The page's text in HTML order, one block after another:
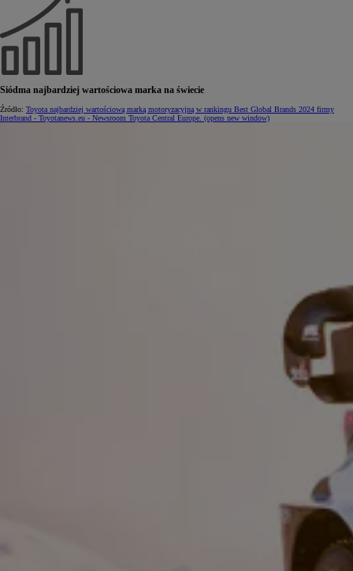
Siódma najbardziej wartościowa marka na świecie
Źródło: Toyota najbardziej wartościową marką motoryzacyjną w rankingu Best Global Brands 2024 firmy
Interbrand - Toyotanews.eu - Newsroom Toyota Central Europe. (opens new window)